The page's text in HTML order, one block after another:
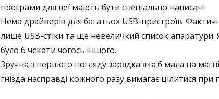
програми для неї мають бути спеціально написані
Нема драйверів для багатьох USB-пристроїв.
лише USB-стіки та ще невеличкий список апаратури.
було б чекати чогось іншого.
Зручна з першого погляду зарядка яка б мала на
гнізда насправді кожного разу вимагає цілитися при